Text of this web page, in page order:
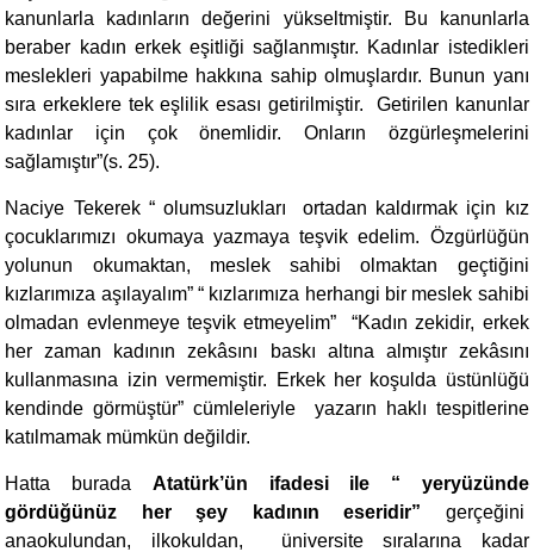
kanunlarla kadınların değerini yükseltmiştir. Bu kanunlarla
beraber kadın erkek eşitliği sağlanmıştır. Kadınlar istedikleri
meslekleri yapabilme hakkına sahip olmuşlardır. Bunun yanı
sıra erkeklere tek eşlilik esası getirilmiştir. Getirilen kanunlar
kadınlar için çok önemlidir. Onların özgürleşmelerini
sağlamıştır”(s. 25).
Naciye Tekerek “ olumsuzlukları ortadan kaldırmak için kız
çocuklarımızı okumaya yazmaya teşvik edelim. Özgürlüğün
yolunun okumaktan, meslek sahibi olmaktan geçtiğini
kızlarımıza aşılayalım” “ kızlarımıza herhangi bir meslek sahibi
olmadan evlenmeye teşvik etmeyelim” “Kadın zekidir, erkek
her zaman kadının zekâsını baskı altına almıştır zekâsını
kullanmasına izin vermemiştir. Erkek her koşulda üstünlüğü
kendinde görmüştür” cümleleriyle yazarın haklı tespitlerine
katılmamak mümkün değildir.
Hatta burada Atatürk’ün ifadesi ile “ yeryüzünde
gördüğünüz her şey kadının eseridir” gerçeğini
anaokulundan, ilkokuldan, üniversite sıralarına kadar